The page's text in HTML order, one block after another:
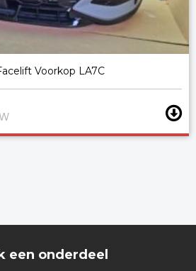
Voorkop LA7C
een onderdeel